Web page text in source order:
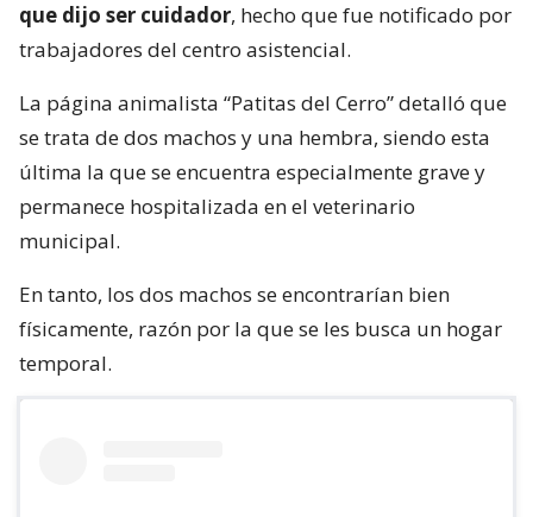
que dijo ser cuidador, hecho que fue notificado por
trabajadores del centro asistencial.
La página animalista “Patitas del Cerro” detalló que
se trata de dos machos y una hembra, siendo esta
última la que se encuentra especialmente grave y
permanece hospitalizada en el veterinario
municipal.
En tanto, los dos machos se encontrarían bien
físicamente, razón por la que se les busca un hogar
temporal.